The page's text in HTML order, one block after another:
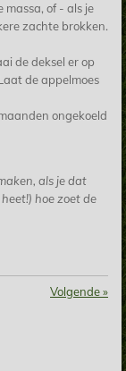
of - als je
zachte brokken.
de deksel er op
de appelmoes
ongekoeld
als je dat
hoe zoet de
Volgende»